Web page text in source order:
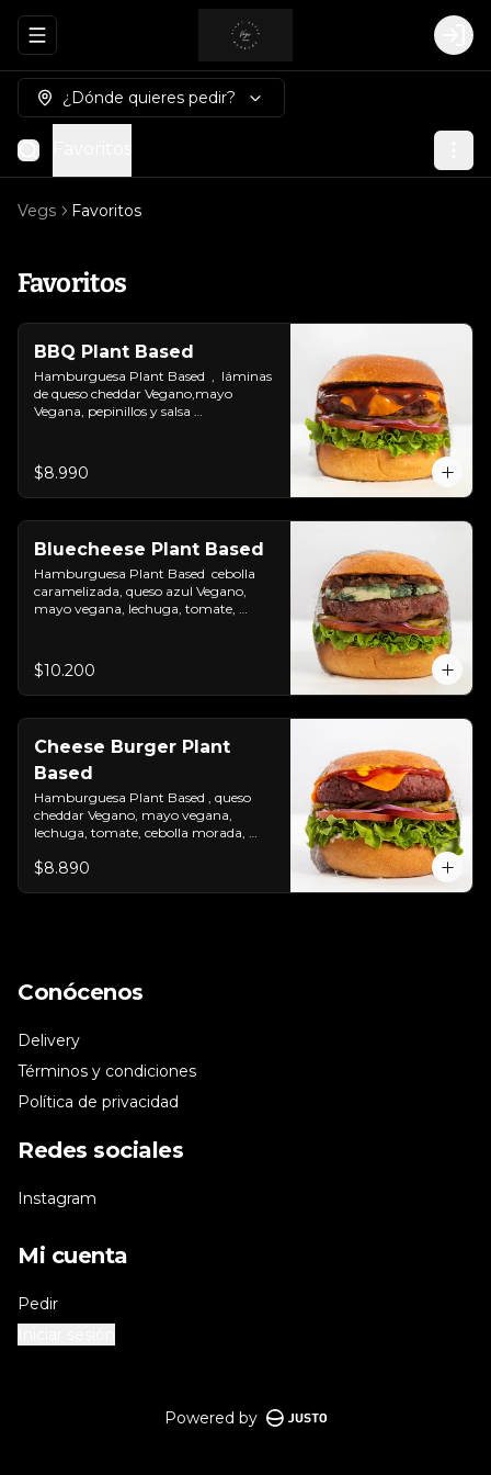
Abrir menu de navegación
¿Dónde quieres pedir?
Vegs Favoritos
Favoritos
BBQ Plant Based
Hamburguesa Plant Based  ,  láminas
de queso cheddar Vegano,mayo
Vegana, pepinillos y salsa
libre de Gluten)
$8.990
Bluecheese Plant Based
Hamburguesa Plant Based  cebolla
caramelizada, queso azul Vegano,
mayo vegana, lechuga, tomate,
ligeramente tostado.(No es libre de
Gluten)
$10.200
Cheese Burger Plant
Based
Hamburguesa Plant Based , queso
cheddar Vegano, mayo vegana,
lechuga, tomate, cebolla morada,
Colocados sobre un pan vegano suave
$8.890
Conócenos
Delivery
Términos y condiciones
Política de privacidad
Redes sociales
Instagram
Mi cuenta
Pedir
Powered by